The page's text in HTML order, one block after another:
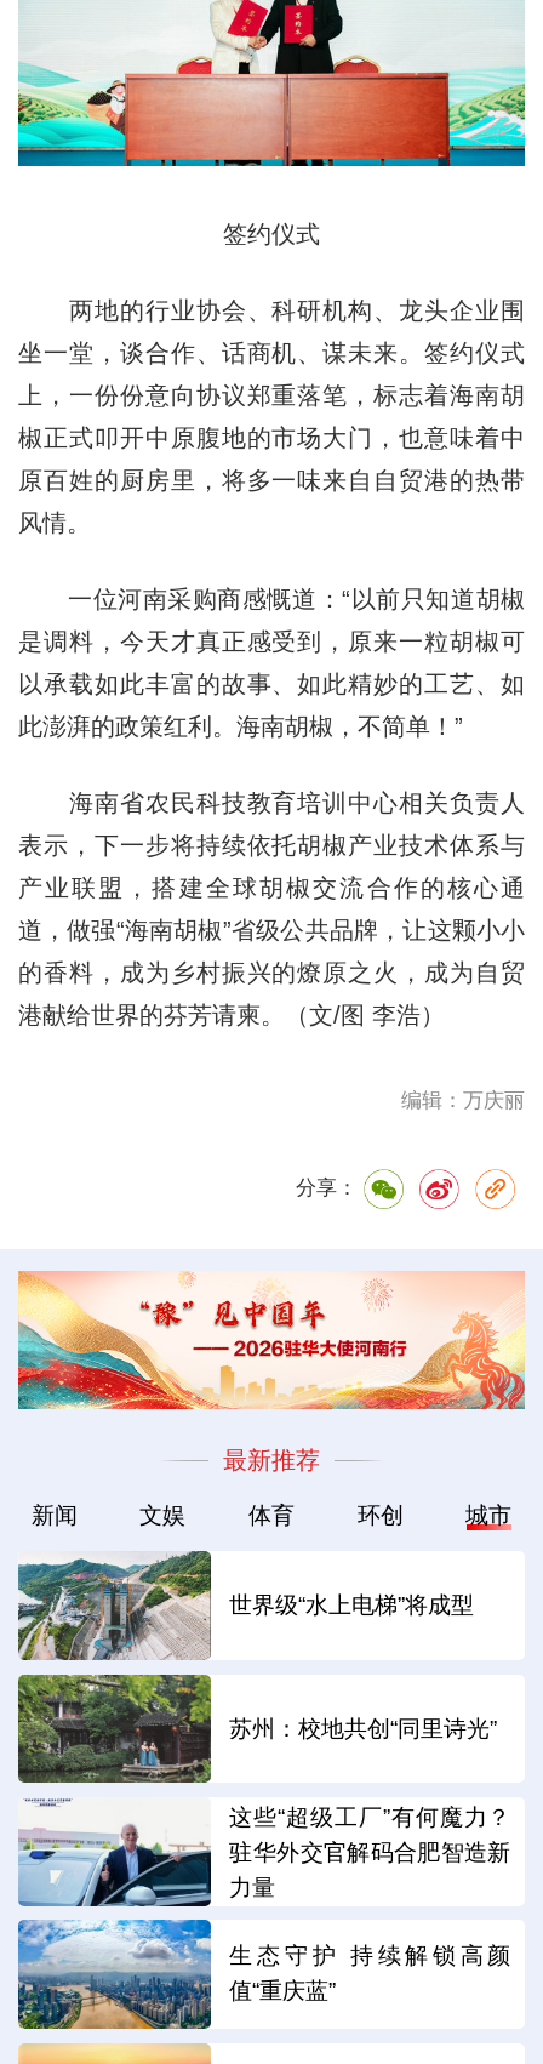
签约仪式
两地的行业协会、科研机构、龙头企业围
坐一堂，谈合作、话商机、谋未来。签约仪式
上，一份份意向协议郑重落笔，标志着海南胡
椒正式叩开中原腹地的市场大门，也意味着中
原百姓的厨房里，将多一味来自自贸港的热带
风情。
一位河南采购商感慨道：“以前只知道胡椒
是调料，今天才真正感受到，原来一粒胡椒可
以承载如此丰富的故事、如此精妙的工艺、如
此澎湃的政策红利。海南胡椒，不简单！”
海南省农民科技教育培训中心相关负责人
表示，下一步将持续依托胡椒产业技术体系与
产业联盟，搭建全球胡椒交流合作的核心通
道，做强“海南胡椒”省级公共品牌，让这颗小小
的香料，成为乡村振兴的燎原之火，成为自贸
港献给世界的芬芳请柬。（文/图 李浩）
编辑：万庆丽
分享：
最新推荐
新闻 文娱 体育 环创 城市
世界级“水上电梯”将成型
苏州：校地共创“同里诗光”
这些“超级工厂”有何魔力？
驻华外交官解码合肥智造新
力量
生态守护 持续解锁高颜
值“重庆蓝”